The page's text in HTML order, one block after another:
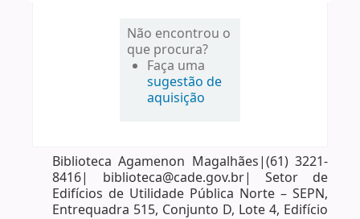
Não encontrou o
que procura?
Faça uma
sugestão de
aquisição
Biblioteca Agamenon Magalhães|(61) 3221-
8416| biblioteca@cade.gov.br| Setor de
Edifícios de Utilidade Pública Norte – SEPN,
Entrequadra 515, Conjunto D, Lote 4, Edifício